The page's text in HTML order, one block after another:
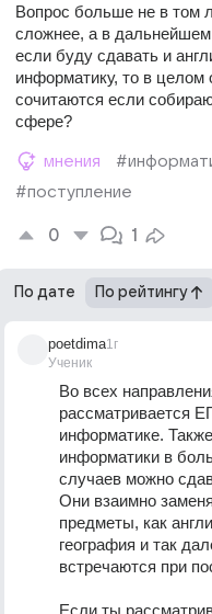
Вопрос больше не в том
сложнее, а в дальнейшем
если буду сдавать и
информатику, то в целом
сочитаются если
сфере?
мнения
#поступление
0 1
По дате По рейтингу
poetdima
Ученик
1г
Во всех
рассматривается
информатике.
информатики в
случаев можно
Они взаимно
предметы, как
география и так
встречаются при
Если ты